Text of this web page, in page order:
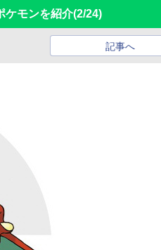
ケモンを紹介(2/24)
記事へ